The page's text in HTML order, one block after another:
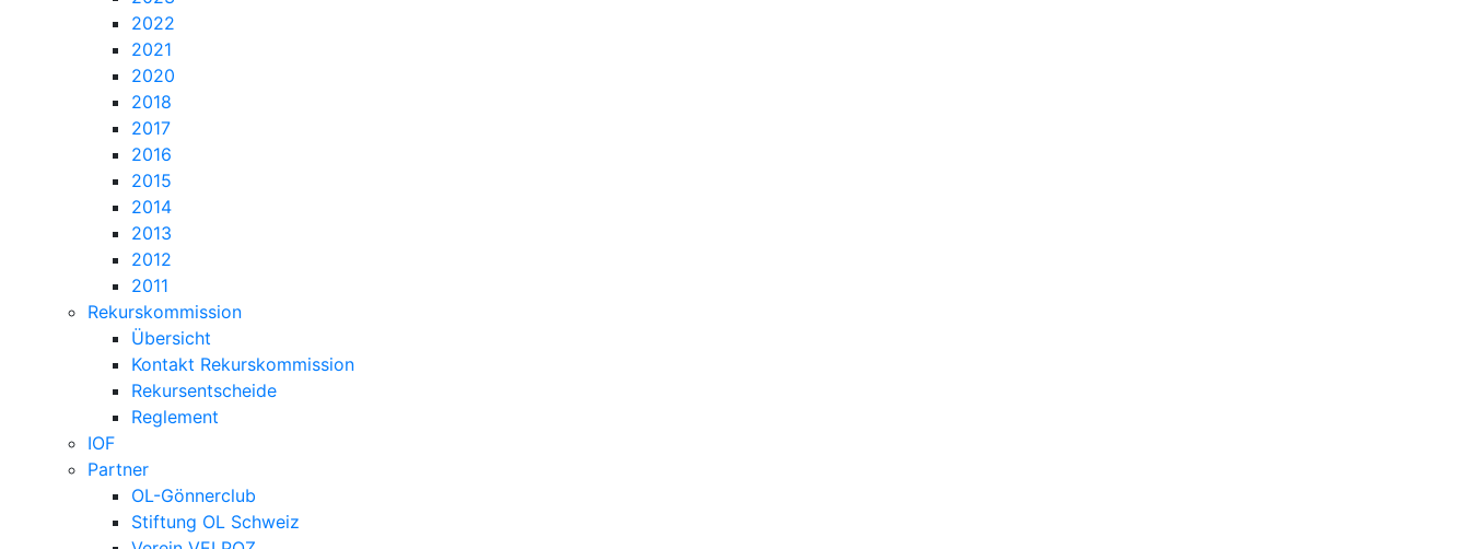
2022
2021
2020
2018
2017
2016
2015
2014
2013
2012
2011
Rekurskommission
Übersicht
Kontakt Rekurskommission
Rekursentscheide
Reglement
IOF
Partner
OL-Gönnerclub
Stiftung OL Schweiz